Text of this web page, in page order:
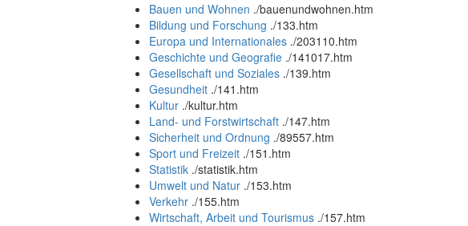
Bauen und Wohnen ./bauenundwohnen.htm
Bildung und Forschung ./133.htm
Europa und Internationales ./203110.htm
Geschichte und Geografie ./141017.htm
Gesellschaft und Soziales ./139.htm
Gesundheit ./141.htm
Kultur ./kultur.htm
Land- und Forstwirtschaft ./147.htm
Sicherheit und Ordnung ./89557.htm
Sport und Freizeit ./151.htm
Statistik ./statistik.htm
Umwelt und Natur ./153.htm
Verkehr ./155.htm
Wirtschaft, Arbeit und Tourismus ./157.htm